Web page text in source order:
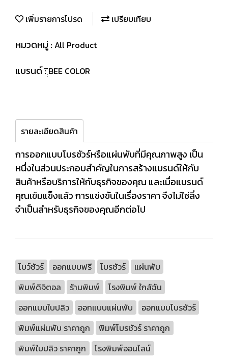
เพิ่มรายการโปรด เปรียบเทียบ
หมวดหมู่ : All Product
แบรนด์ :ฺฺิBEE COLOR
รายละเอียดสินค้า
การออกแบบโบรชัวร์หรือแผ่นพับที่มีคุณภาพสูง เป็น
หนึ่งในส่วนประกอบสำคัญในการสร้างแบรนด์ให้กับ
สินค้าหรือบริการให้กับธุรกิจของคุณ และเมื่อแบรนด์
คุณเข้มแข็งแล้ว การแข่งขันในเรื่องราคา จึงไม่ใช่สิ่ง
จำเป็นสำหรับธุรกิจของคุณอีกต่อไป
โบว์ชัวร์ ออกแบบฟรี โบรชัวร์
แผ่นพับ
พิมพ์ดิจิตอล
ร้านพิมพ์
โรงพิมพ์ ใกล้ฉัน
ออกแบบใบปลิว
ออกแบบแผ่นพับ
ออกแบบโบรชัวร์
พิมพ์แผ่นพับ ราคาถูก
พิมพ์โบรชัวร์ ราคาถูก
พิมพ์ใบปลิว ราคาถูก
โรงพิมพ์ออนไลน์